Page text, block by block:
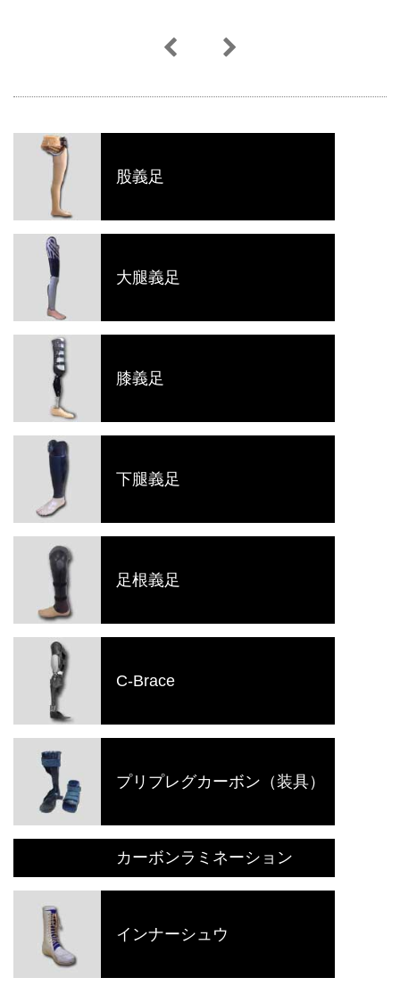
股義足
大腿義足
膝義足
下腿義足
足根義足
C-Brace
プリプレグカーボン（装具）
カーボンラミネーション
インナーシュウ